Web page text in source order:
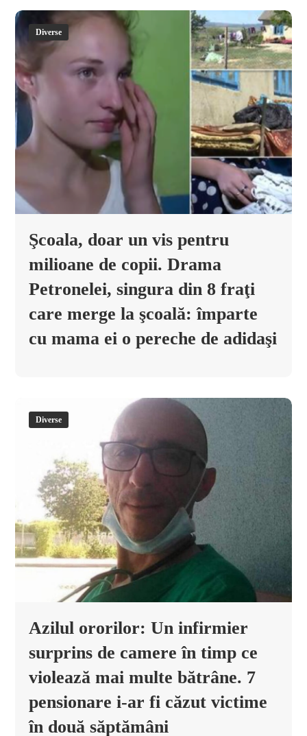
Diverse
Şcoala, doar un vis pentru
milioane de copii. Drama
Petronelei, singura din 8 fraţi
care merge la şcoală: împarte
cu mama ei o pereche de adidaşi
Diverse
Azilul ororilor: Un infirmier
surprins de camere în timp ce
violează mai multe bătrâne. 7
pensionare i-ar fi căzut victime
în două săptămâni